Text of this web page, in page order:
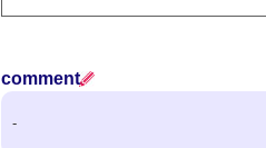
comment
-